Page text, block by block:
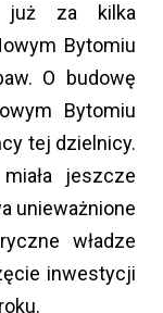
już za kilka
Bytomiu
O budowę
Bytomiu
tej dzielnicy.
jeszcze
unieważnione
władze
inwestycji